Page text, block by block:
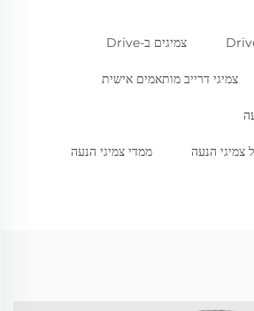
צמיגים ב-Drive
צמיגי דרייב מותאמים אישית
צמיגי הנעה ממדי צמיגי הנעה